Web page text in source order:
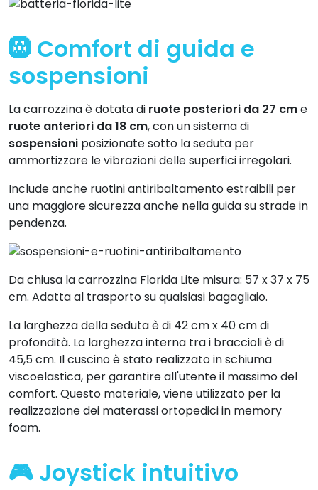
🛞 Comfort di guida e
sospensioni
La carrozzina è dotata di ruote posteriori da 27 cme
ruote anteriori da 18 cm, con un sistema di
sospensioni posizionate sotto la seduta per
ammortizzare le vibrazioni delle superfici irregolari.
Include anche ruotini antiribaltamento estraibili per
una maggiore sicurezza anche nella guida su strade in
pendenza.
Da chiusa la carrozzina Florida Lite misura: 57 x 37 x 75
cm. Adatta al trasporto su qualsiasi bagagliaio.
La larghezza della seduta è di 42 cm x 40 cm di
profondità. La larghezza interna tra i braccioli è di
45,5 cm. Il cuscino è stato realizzato in schiuma
viscoelastica, per garantire all'utente il massimo del
comfort. Questo materiale, viene utilizzato per la
realizzazione dei materassi ortopedici in memory
foam.
🎮 Joystick intuitivo